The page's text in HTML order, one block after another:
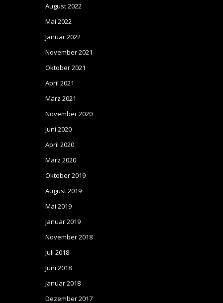
August 2022
Mai 2022
Januar 2022
November 2021
Oktober 2021
April 2021
März 2021
November 2020
Juni 2020
April 2020
März 2020
Oktober 2019
August 2019
Mai 2019
Januar 2019
November 2018
Juli 2018
Juni 2018
Januar 2018
Dezember 2017